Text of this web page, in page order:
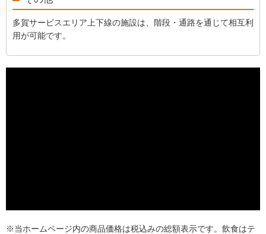
多賀サービスエリア上下線の施設は、階段・通路を通じて相互利
用が可能です。
※当ホームページ内の商品価格は税込みの総額表示です。飲食はテ